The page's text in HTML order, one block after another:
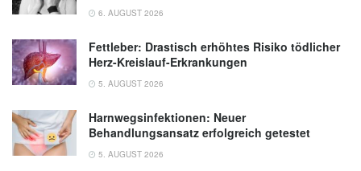
6. AUGUST 2026
Fettleber: Drastisch erhöhtes Risiko tödlicher
Herz-Kreislauf-Erkrankungen
5. AUGUST 2026
Harnwegsinfektionen: Neuer
Behandlungsansatz erfolgreich getestet
5. AUGUST 2026